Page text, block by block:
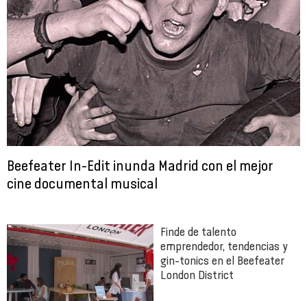
Beefeater In-Edit inunda Madrid con el mejor
cine documental musical
Finde de talento
emprendedor, tendencias y
gin-tonics en el Beefeater
London District